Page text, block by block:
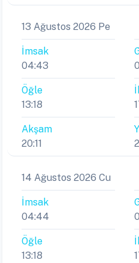
13 Ağustos 2026 Pe
İmsak
04:43
Öğle
13:18
Akşam
20:11
14 Ağustos 2026 Cu
İmsak
04:44
Öğle
13:18